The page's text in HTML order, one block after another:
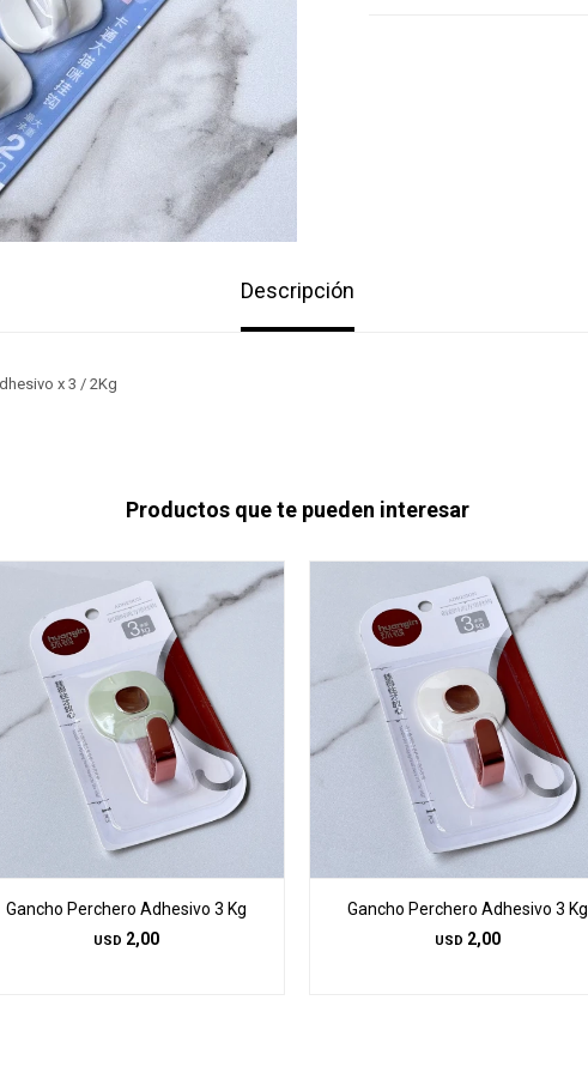
Descripción
x 3 / 2Kg
Productos que te pueden interesar
Gancho Perchero Adhesivo 3 Kg
USD 2,00
Gancho Perchero Adhesivo 3 Kg
USD 2,00